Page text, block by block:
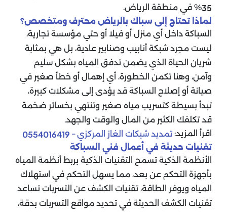
35% في منطقة الرياض.
لماذا تحتاج إلى سباك بالرياض محترف ومتخصص؟
السباكة داخل أي منزل أو فيلا أو حتي مؤسسة تجارية،
ليست مجرد شبكة أنابيب وصنابير عادية، بل هي بمثابة
شريان الحياة الذي يضمن تدفق المياه بشكل سليم
وآمن، وهنا تكمن الخطورة، أي إهمال أو خطأ صغير في
صيانة أو إصلاح السباكة قد يؤدى إلى مشكلات كبيرة،
تبدأ بسيطة كتسريب مياه صغير وتنتهي بخسائر ضخمة
قد تكلفك الكثير من المال والوقت والجهد.
اقرأ المزيد: تمديد شبكات الغاز المركزي – 0554016419
تقنيات حديثة في أعمال فني السباكة
الأنظمة الذكية تسمح التقنيات الذكية بربط أنظمة المياه
بأجهزة التحكم عن بعد، مما يسهل التحكم في استهلاك
المياه ويوفر الطاقة، تقنيات الكشف عن التسربات تساعد
تقنيات الكشف الحديثة في تحديد مواقع التسربات بدقة،